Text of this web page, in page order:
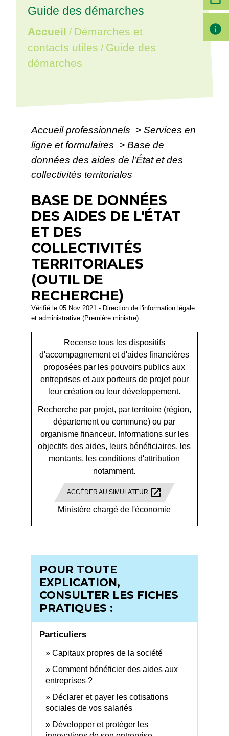
Guide des démarches
Accueil / Démarches et
contacts utiles / Guide des
démarches
Accueil professionnels > Services en
ligne et formulaires > Base de
données des aides de l'État et des
collectivités territoriales
BASE DE DONNÉES
DES AIDES DE L'ÉTAT
ET DES
COLLECTIVITÉS
TERRITORIALES
(OUTIL DE
RECHERCHE)
Vérifié le 05 Nov 2021 - Direction de l'information légale
et administrative (Première ministre)
Recense tous les dispositifs
d'accompagnement et d'aides financières
proposées par les pouvoirs publics aux
entreprises et aux porteurs de projet pour
leur création ou leur développement.
Recherche par projet, par territoire (région,
département ou commune) ou par
organisme financeur. Informations sur les
objectifs des aides, leurs bénéficiaires, les
montants, les conditions d'attribution
notamment.
ACCÉDER AU SIMULATEUR open_in_new
Ministère chargé de l'économie
POUR TOUTE
EXPLICATION,
CONSULTER LES FICHES
PRATIQUES :
Particuliers
Capitaux propres de la société
Comment bénéficier des aides aux
entreprises ?
Déclarer et payer les cotisations
sociales de vos salariés
Développer et protéger les
info